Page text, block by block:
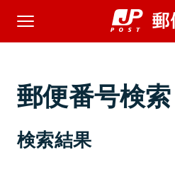
郵便番号検索
検索結果